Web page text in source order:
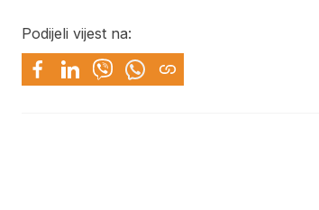
Podijeli vijest na: